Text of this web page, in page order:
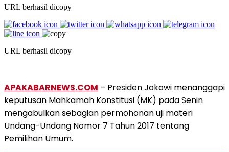
URL berhasil dicopy
URL berhasil dicopy
APAKABARNEWS.COM – Presiden Jokowi menanggapi
keputusan Mahkamah Konstitusi (MK) pada Senin
mengabulkan sebagian permohonan uji materi
Undang-Undang Nomor 7 Tahun 2017 tentang
Pemilihan Umum.